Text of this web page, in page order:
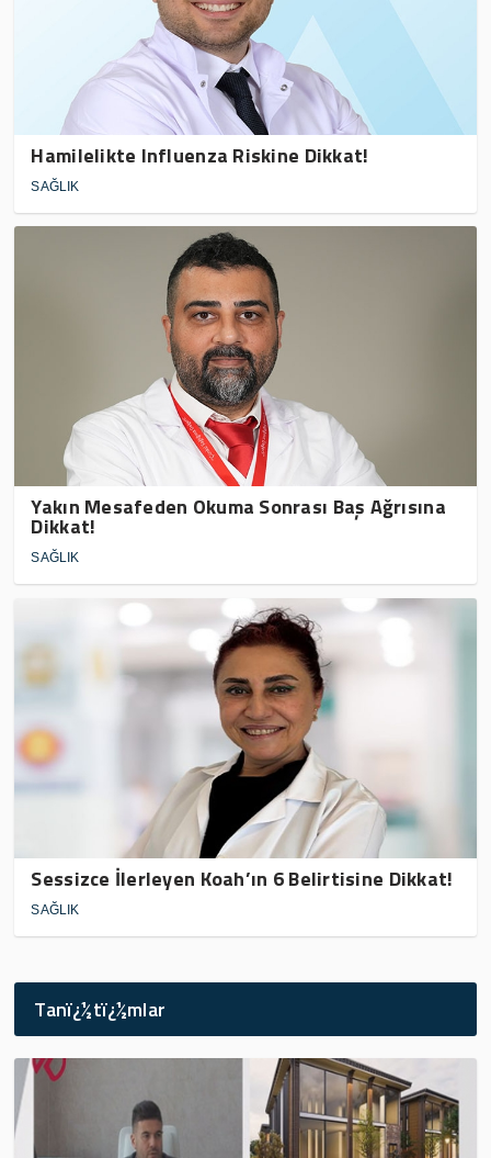
Hamilelikte Influenza Riskine Dikkat!
SAĞLIK
Yakın Mesafeden Okuma Sonrası Baş Ağrısına
Dikkat!
SAĞLIK
Sessizce İlerleyen Koah’ın 6 Belirtisine Dikkat!
SAĞLIK
Tanï¿½tï¿½mlar